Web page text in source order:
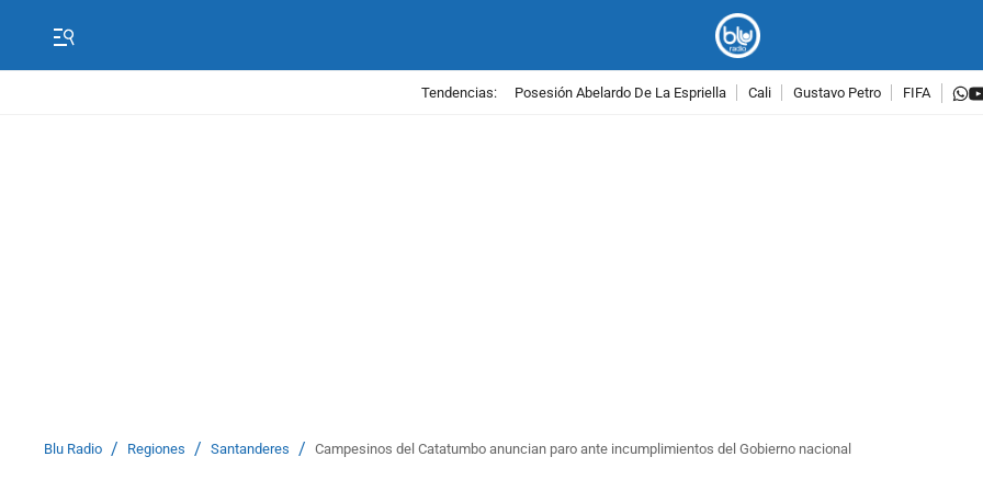
Tendencias: Posesión Abelardo De La Espriella Cali Gustavo Petro FIFA
Blu Radio / Regiones / Santanderes / Campesinos del Catatumbo anuncian paro ante incumplimientos del Gobierno nacional